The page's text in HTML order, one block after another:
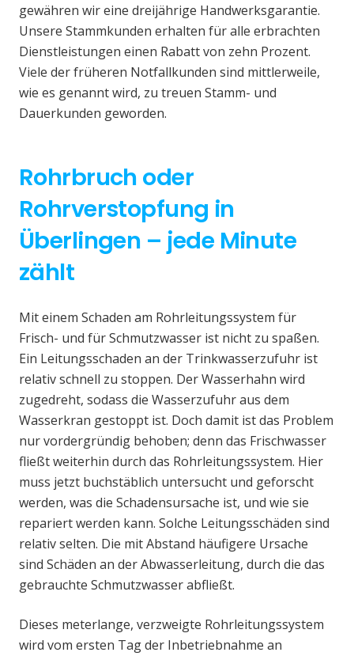
gewähren wir eine dreijährige Handwerksgarantie.
Unsere Stammkunden erhalten für alle erbrachten
Dienstleistungen einen Rabatt von zehn Prozent.
Viele der früheren Notfallkunden sind mittlerweile,
wie es genannt wird, zu treuen Stamm- und
Dauerkunden geworden.
Rohrbruch oder
Rohrverstopfung in
Überlingen – jede Minute
zählt
Mit einem Schaden am Rohrleitungssystem für
Frisch- und für Schmutzwasser ist nicht zu spaßen.
Ein Leitungsschaden an der Trinkwasserzufuhr ist
relativ schnell zu stoppen. Der Wasserhahn wird
zugedreht, sodass die Wasserzufuhr aus dem
Wasserkran gestoppt ist. Doch damit ist das Problem
nur vordergründig behoben; denn das Frischwasser
fließt weiterhin durch das Rohrleitungssystem. Hier
muss jetzt buchstäblich untersucht und geforscht
werden, was die Schadensursache ist, und wie sie
repariert werden kann. Solche Leitungsschäden sind
relativ selten. Die mit Abstand häufigere Ursache
sind Schäden an der Abwasserleitung, durch die das
gebrauchte Schmutzwasser abfließt.
Dieses meterlange, verzweigte Rohrleitungssystem
wird vom ersten Tag der Inbetriebnahme an